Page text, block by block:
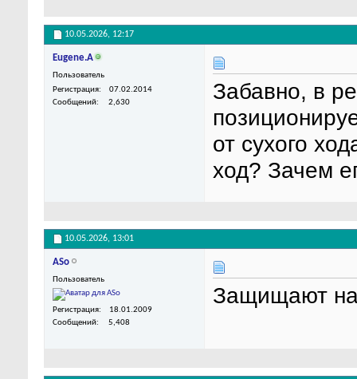
10.05.2026, 12:17
Eugene.A
Пользователь
Регистрация
07.02.2014
Сообщений
2,630
Забавно, в
от сухого
ход? Зачем
10.05.2026, 13:01
ASo
Пользователь
Регистрация
18.01.2009
Сообщений
5,408
Защищают